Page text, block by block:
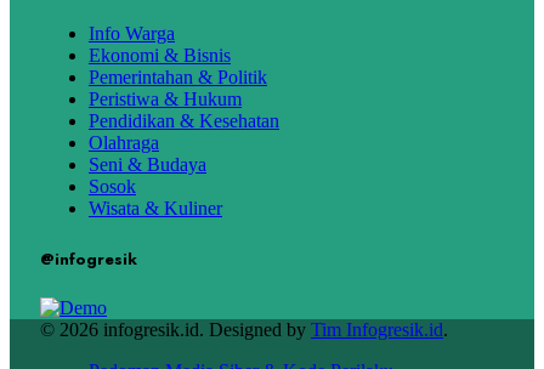
Info Warga
Ekonomi & Bisnis
Pemerintahan & Politik
Peristiwa & Hukum
Pendidikan & Kesehatan
Olahraga
Seni & Budaya
Sosok
Wisata & Kuliner
@infogresik
© 2026 infogresik.id. Designed by Tim Infogresik.id.